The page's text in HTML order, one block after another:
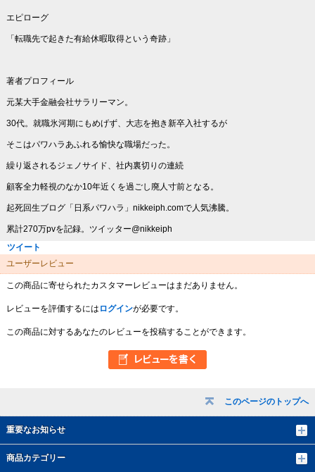
このページのトップへ
重要なお知らせ
商品カテゴリー
エピローグ
「転職先で起きた有給休暇取得という奇跡」
著者プロフィール
元某大手金融会社サラリーマン。
30代。就職氷河期にもめげず、大志を抱き新卒入社するが
そこはパワハラあふれる愉快な職場だった。
繰り返されるジェノサイド、社内裏切りの連続
顧客全力軽視のなか10年近くを過ごし廃人寸前となる。
起死回生ブログ「日系パワハラ」nikkeiph.comで人気沸騰。
累計270万pvを記録。ツイッター@nikkeiph
ツイート
ユーザーレビュー
この商品に寄せられたカスタマーレビューはまだありません。
レビューを評価するには ログインが必要です。
この商品に対するあなたのレビューを投稿することができます。